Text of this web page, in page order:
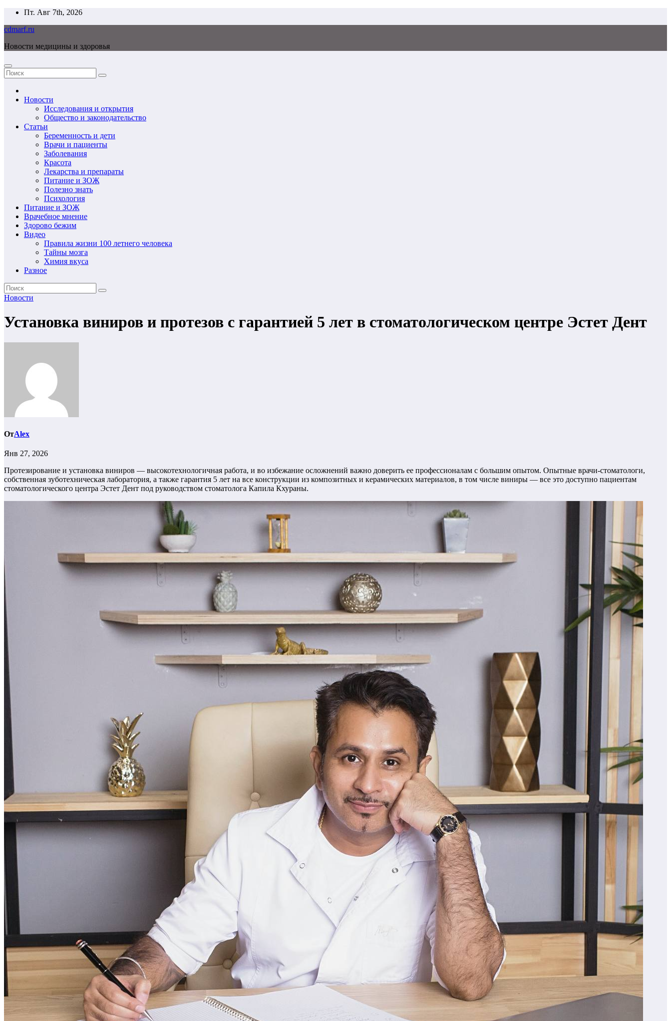
Перейти
содержимому
Пт. Авг 7th, 2026
cdmarf.ru
Новости медицины и здоровья
Новости
Исследования и открытия
Общество и законодательство
Статьи
Беременность и дети
Врачи и пациенты
Заболевания
Красота
Лекарства и препараты
Питание и ЗОЖ
Полезно знать
Психология
Питание и ЗОЖ
Врачебное мнение
Здорово бежим
Видео
Правила жизни 100 летнего человека
Тайны мозга
Химия вкуса
Разное
Новости
Установка виниров и протезов с гарантией 5 лет в стоматологическом центре Эстет Дент
ОтAlex
Янв 27, 2026
Протезирование и установка виниров — высокотехнологичная работа, и во избежание осложнений важно доверить ее профессионалам с большим опытом. Опытные врачи-стоматологи,
собственная зуботехническая лаборатория, а также гарантия 5 лет на все конструкции из композитных и керамических материалов, в том числе виниры — все это доступно пациентам
стоматологического центра Эстет Дент под руководством стоматолога Капила Кхураны.